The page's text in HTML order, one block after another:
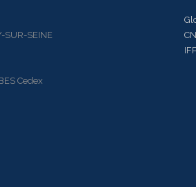
SEINE
Cedex